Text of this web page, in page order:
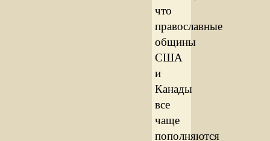
что
православные
общины
США
и
Канады
все
чаще
пополняются